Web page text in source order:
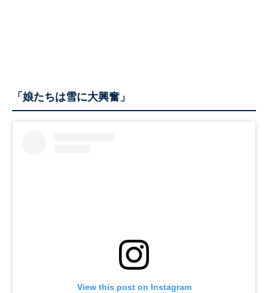
「娘たちは雪に大興奮」
View this post on Instagram